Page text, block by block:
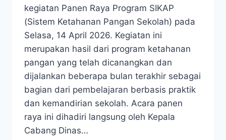
kegiatan Panen Raya Program SIKAP
(Sistem Ketahanan Pangan Sekolah) pada
Selasa, 14 April 2026. Kegiatan ini
merupakan hasil dari program ketahanan
pangan yang telah dicanangkan dan
dijalankan beberapa bulan terakhir sebagai
bagian dari pembelajaran berbasis praktik
dan kemandirian sekolah. Acara panen
raya ini dihadiri langsung oleh Kepala
Cabang Dinas…